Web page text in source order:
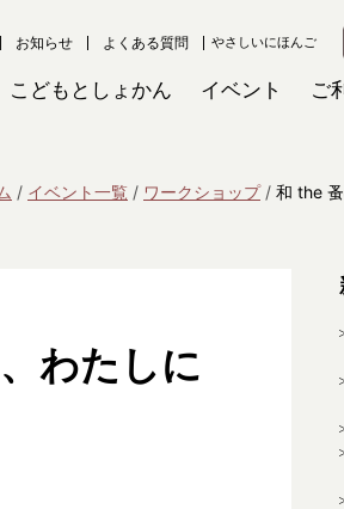
お知らせ よくある質問 やさしいにほんご
こどもとしょかん イベント ご
イベント一覧 ワークショップ 和 the
わたしに